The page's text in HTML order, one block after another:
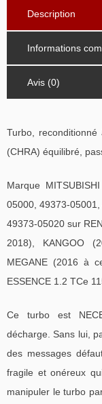
Description
Informations
Avis (0)
Turbo,
(CHRA) équilibré,
Marque
05000, 49373-
49373-05020 sur
2018), KANGOO
MEGANE (2016 à
ESSENCE 1.2 TCe
Ce turbo est
décharge. Sans lui,
des messages
fragile et onéreux
manipuler le turbo